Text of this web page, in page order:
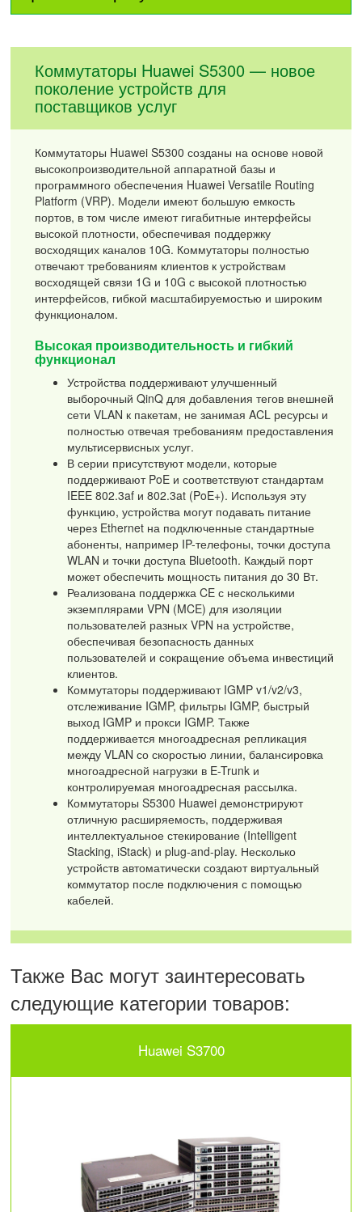
Коммутаторы Huawei S5300 — новое
поколение устройств для
поставщиков услуг
Коммутаторы Huawei S5300 созданы на основе новой
высокопроизводительной аппаратной базы и
программного обеспечения Huawei Versatile Routing
Platform (VRP). Модели имеют большую емкость
портов, в том числе имеют гигабитные интерфейсы
высокой плотности, обеспечивая поддержку
восходящих каналов 10G. Коммутаторы полностью
отвечают требованиям клиентов к устройствам
восходящей связи 1G и 10G с высокой плотностью
интерфейсов, гибкой масштабируемостью и широким
функционалом.
Высокая производительность и гибкий
функционал
Устройства поддерживают улучшенный
выборочный QinQ для добавления тегов внешней
сети VLAN к пакетам, не занимая ACL ресурсы и
полностью отвечая требованиям предоставления
мультисервисных услуг.
В серии присутствуют модели, которые
поддерживают PoE и соответствуют стандартам
IEEE 802.3af и 802.3at (PoE+). Используя эту
функцию, устройства могут подавать питание
через Ethernet на подключенные стандартные
абоненты, например IP-телефоны, точки доступа
WLAN и точки доступа Bluetooth. Каждый порт
может обеспечить мощность питания до 30 Вт.
Реализована поддержка CE с несколькими
экземплярами VPN (MCE) для изоляции
пользователей разных VPN на устройстве,
обеспечивая безопасность данных
пользователей и сокращение объема инвестиций
клиентов.
Коммутаторы поддерживают IGMP v1/v2/v3,
отслеживание IGMP, фильтры IGMP, быстрый
выход IGMP и прокси IGMP. Также
поддерживается многоадресная репликация
между VLAN со скоростью линии, балансировка
многоадресной нагрузки в E-Trunk и
контролируемая многоадресная рассылка.
Коммутаторы S5300 Huawei демонстрируют
отличную расширяемость, поддерживая
интеллектуальное стекирование (Intelligent
Stacking, iStack) и plug-and-play. Несколько
устройств автоматически создают виртуальный
коммутатор после подключения с помощью
кабелей.
Также Вас могут заинтересовать
следующие категории товаров:
Huawei S3700